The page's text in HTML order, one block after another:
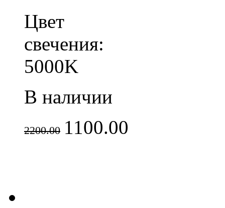
Цвет
свечения:
5000K
В наличии
2200.00 1100.00